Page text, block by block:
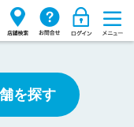
を探す